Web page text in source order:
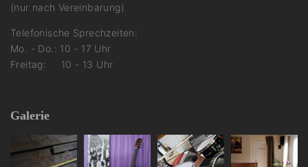
(nur nach Vereinbarung)
Telefonische Sprechzeiten:
Mo. - Do.: 10 - 17 Uhr
Freitag: 10 - 13 Uhr
Galerie